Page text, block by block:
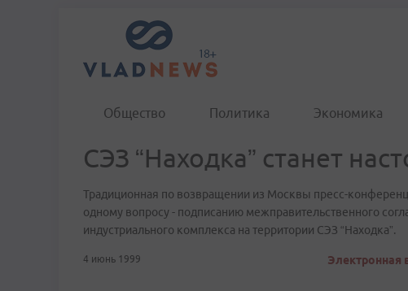
Общество Политика Экономика
СЭЗ “Находка” станет
Традиционная по возвращении из Москвы пресс-
одному вопросу - подписанию межправительственного
индустриального комплекса на территории СЭЗ “Находка”.
4 июнь 1999 Электронная